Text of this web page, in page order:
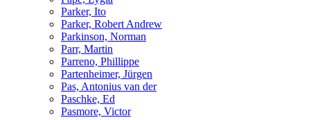
Parker, Ito
Parker, Robert Andrew
Parkinson, Norman
Parr, Martin
Parreno, Phillippe
Partenheimer, Jürgen
Pas, Antonius van der
Paschke, Ed
Pasmore, Victor